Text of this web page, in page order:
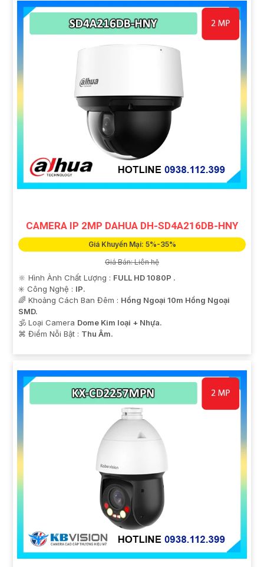
CAMERA IP 2MP DAHUA DH-SD4A216DB-HNY
Giá Khuyến Mại: 5%-35%
Giá Bán: Liên hệ
🔆 Hình Ành Chất Lượng : FULL HD 1080P .
✳️ Công Nghệ : IP.
🌈 Khoảng Cách Ban Đêm : Hồng Ngoại 10m Hồng Ngoại
SMD.
🕉️ Loại Camera Dome Kim loại + Nhựa.
️⌘ Điểm Nỗi Bật : Thu Âm.